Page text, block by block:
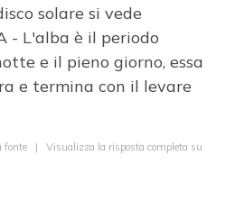
solare si vede
- L'alba è il periodo
e il pieno giorno, essa
e termina con il levare
fonte | Visualizza la risposta completa su